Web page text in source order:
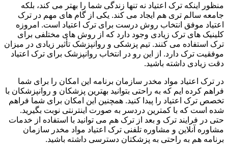
منظور اینکه ترک اعتیاد نه تنها زندگی شما را بهتر می کند، بلکه
جامعه سالم تری هم ایجاد می کند. یکی از گام های مهم در ترک
اعتیاد موفق انتخاب روش درست برای ترک اعتیاد است. امروزه
کلینیک های ترک زیادی وجود دارد که از روش های مختلفی برای
ترک استفاده می کنند. تیم پزشکی و روانپزشک تأثیر زیادی در میزان
موفقیت ترک دارد. از این رو در انتخاب روانپزشک برای ترک اعتیاد
دقت زیادی داشته باشید.
در ترک اعتیاد مواد مخدر سازمان برنامه این امکان را برای شما
فراهم کرده ایم که به راحتی بتوانید بهترین پزشکان و روانپزشکان با
تخصص ترک اعتیاد را پیدا کنید. همچنین این امکان برای شما فراهم
شده است که با کمترین دردسر به صورت اینترنتی نوبت بگیرید.
حتی در فرایند ترک و بعد از ترک هم می توانید با استفاده از خدمات
مشاوره آنلاین و مشاوره تلفنی ترک اعتیاد مواد مخدر سازمان
برنامه هم به راحتی به پزشکتان دسترسی داشته باشید.